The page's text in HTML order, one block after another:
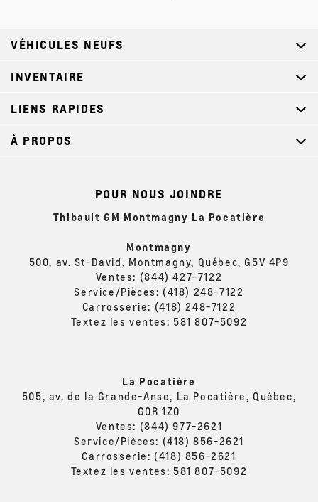
POUR NOUS JOINDRE
Thibault GM Montmagny La Pocatière
Montmagny
500, av. St-David, Montmagny, Québec, G5V 4P9
Ventes: (844) 427-7122
Service/Pièces: (418) 248-7122
Carrosserie: (418) 248-7122
Textez les ventes: 581 807-5092
La Pocatière
505, av. de la Grande-Anse, La Pocatière, Québec,
G0R 1Z0
Ventes: (844) 977-2621
Service/Pièces: (418) 856-2621
Carrosserie: (418) 856-2621
Textez les ventes: 581 807-5092
VÉHICULES NEUFS
INVENTAIRE
LIENS RAPIDES
À PROPOS